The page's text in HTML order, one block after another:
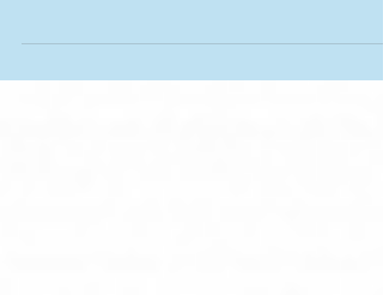
prowadzenia zajęć,...